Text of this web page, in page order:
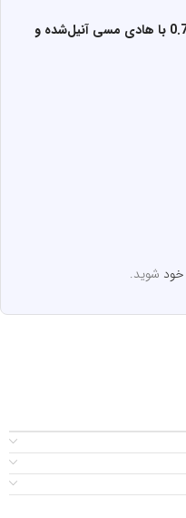
کابل سه رشته افشان 3*0.75 با هادی مسی آنیل‌شده و
شوید.